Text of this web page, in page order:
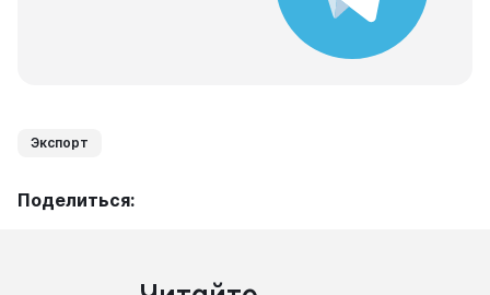
Экспорт
Поделиться: